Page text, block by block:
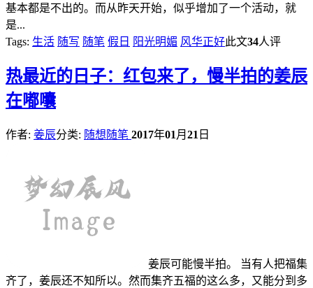
基本都是不出的。而从昨天开始，似乎增加了一个活动，就
是...
Tags: 生活 随写 随笔 假日 阳光明媚 风华正好此文34人评
热最近的日子：红包来了，慢半拍的姜辰
在嘟囔
作者: 姜辰分类: 随想随笔 2017年01 月 21 日
姜辰可能慢半拍。 当有人把福集
齐了，姜辰还不知所以。然而集齐五福的这么多，又能分到多